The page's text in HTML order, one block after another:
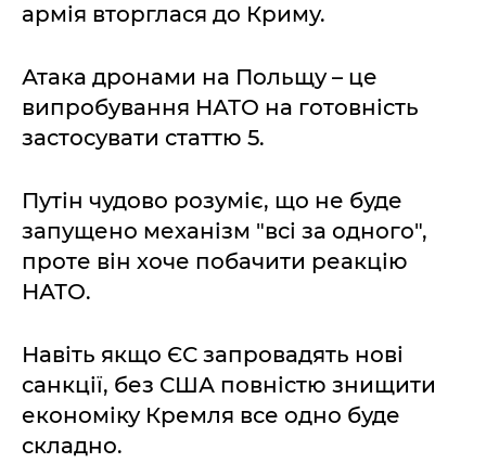
армія вторглася до Криму.
Атака дронами на Польщу – це
випробування НАТО на готовність
застосувати статтю 5.
Путін чудово розуміє, що не буде
запущено механізм "всі за одного",
проте він хоче побачити реакцію
НАТО.
Навіть якщо ЄС запровадять нові
санкції, без США повністю знищити
економіку Кремля все одно буде
складно.